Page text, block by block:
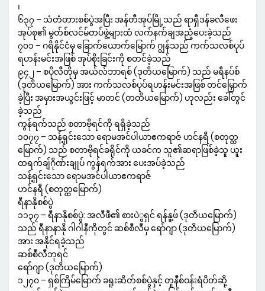
၊
၆၃၇ – သံတံတားစစ်ပွဲအပြီး အန်တီအုပ်မြို့သည် ရာရှီဒန်ခလီဖေး
အုပ်စု၏ မွတ်စ်လင်မ်တပ်ဖွဲ့များထံ လက်နက်ချအညံ့ပေးခဲ့သည်
၇၀၁ – ဂရိနိုင်ငံမှ ခြောက်ယောက်မြောက် ဂျွန်သည် ကက်သလစ်ပုပ်
ရဟန်းမင်းအဖြစ် အုပ်စိုးခြင်းကို စတင်ခဲ့သည်
၉၄၂ – စပိုလီတိုမှ အယ်လ်ဘာရစ် (ဒုတိယမြောက်) သည် မရီနပ်စ်
(ဒုတိယမြောက်) အား ကက်သလစ်ပုပ်ရဟန်းမင်းအဖြစ် တင်မြှောက်
ခဲ့ပြီး အမှားအယွင်းဖြင့် မာတင် (တတိယမြောက်) ဟုလည်း ခေါ်တွင်
ခဲ့သည်
ကွန်ရက်သည် စတာဗိုရင်ကို ရရှိခဲ့သည်
၁၀၇၇ – သန့်ရှင်းသော ရောမအင်ပါယာဧကရာဇ် ဟင်နရီ (စတုတ္ထ
မြောက်) သည် စတာဗိုရင်ခရိုင်ကို ယခင်က သူ၏ဆရာဖြစ်ခဲ့သူ ယူး
ထရက်ချ်ဂိုဏ်းချုပ် ကွန်ရက်အား ပေးအပ်ခဲ့သည်
သန့်ရှင်းသော ရောမအင်ပါယာဧကရာဇ်
ဟင်နရီ (စတုတ္ထမြောက်)
ရီနာနိုစစ်ပွဲ
၁၁၃၇ – ရီနာနိုစစ်ပွဲ: အလီဖီ၏ စားပဲွရှင် ရန်နူ့ဖ် (ဒုတိယမြောက်)
သည် ရီနာနာနို ဂါဂါနီကိုတွင် ဆစ်စီလီမှ ရော်ဂျာ (ဒုတိယမြောက်)
အား အနိုင်ရခဲ့သည်
ဆစ်စီလီဘုရင်
ရော်ဂျာ (ဒုတိယမြောက်)
၁၂၇၀ – ရှစ်ကြိမ်မြောက် ခရူးဆိတ်စစ်ပွဲနှင့် တူနီစ်ဝန်းရံပိတ်ဆို့